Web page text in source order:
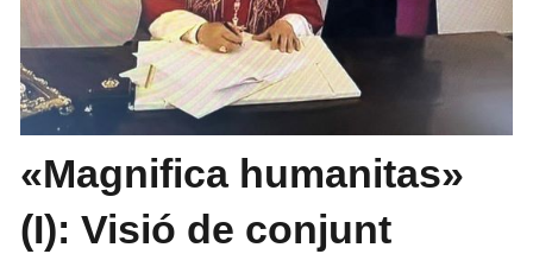
«Magnifica humanitas»
(I): Visió de conjunt